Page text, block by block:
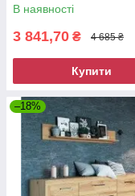
В наявності
3 841,70 ₴ 4 685 ₴
Купити
–18%